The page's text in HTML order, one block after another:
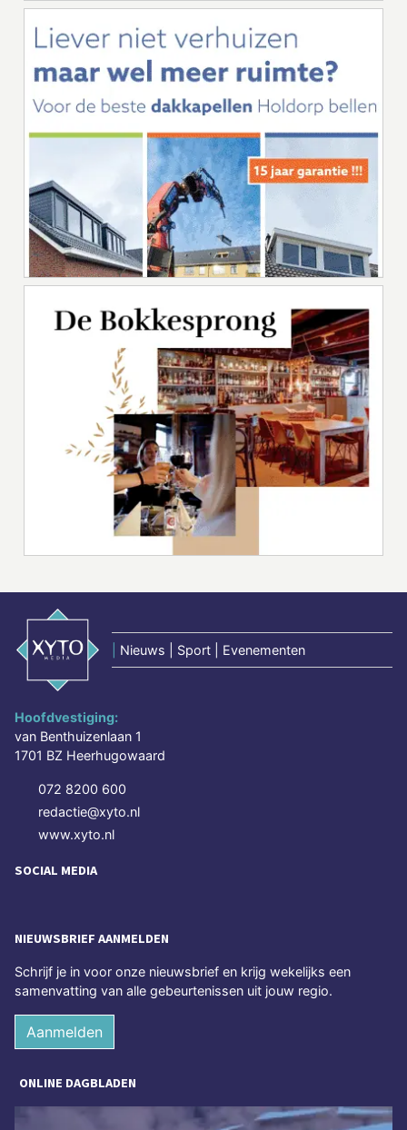
Nieuws | Sport | Evenementen
Hoofdvestiging:
van Benthuizenlaan 1
1701 BZ Heerhugowaard
072 8200 600
redactie@xyto.nl
www.xyto.nl
SOCIAL MEDIA
NIEUWSBRIEF AANMELDEN
Schrijf je in voor onze nieuwsbrief en krijg wekelijks een
samenvatting van alle gebeurtenissen uit jouw regio.
Aanmelden
ONLINE DAGBLADEN